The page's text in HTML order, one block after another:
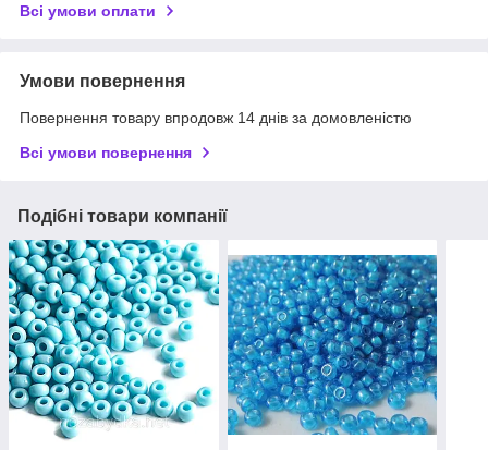
Всі умови оплати
Умови повернення
Повернення товару впродовж 14 днів за домовленістю
Всі умови повернення
Подібні товари компанії